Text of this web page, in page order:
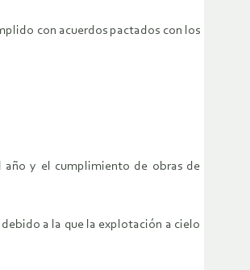
con acuerdos pactados con los
año y el cumplimiento de obras de
a la que la explotación a cielo